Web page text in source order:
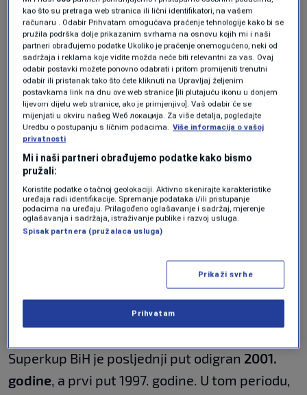
u finalu
Nogometni savez BiHje odrediosudijsku ekipu
koja će voditi ovaj dugo iščekivani susret.
Glavni arbitar bićeNihad Ljajićiz Sarajeva, dok
će mu asistirati njegove sugrađane –Enes
ĐozićiEmir Zahiragić.
U VAR sobi će pravdu nadgledatiAdmir Musić
iz Hrasnice iJosip Čolićiz Kupresa, što
garantuje dodatnu preciznost i
Podsjetnik na historiju
Superkupa BiH
Superkup BiH je posljednji put odigran 2001.
godine, a prvi put 1997. godine. U tom periodu,
kao što su pretraga web stranica ili lični identifikatori, na vašem
računaru . Odabir Prihvatam omogućava praćenje tehnologije kako bi se
pružila podrška dolje prikazanim svrhama na osnovu kojih mi i naši
partneri obrađujemo podatke Ukoliko je praćenje onemogućeno, neki od
sadržaja i reklama koje vidite možda neće biti relevantni za vas. Ovaj
odabir postavki možete ponovno odabrati i pritom promijeniti trenutni
odabir ili pristanak tako što ćete kliknuti na Upravljaj željenim
postavkama link na dnu ove web stranice [ili plutajuću ikonu u donjem
lijevom dijelu web stranice, ako je primjenjivo]. Vaš odabir će se
mijenjati u okviru našeg Wеб локација. Za više detalja, pogledajte
Uredbu o postupanju s ličnim podacima. Više informacija o vašoj
privatnosti
Mi i naši partneri obrađujemo podatke kako bismo
pružali:
Koristite podatke o tačnoj geolokaciji. Aktivno skenirajte karakteristike
uređaja radi identifikacije. Spremanje podataka i/ili pristupanje
podacima na uređaju. Prilagođeno oglašavanje i sadržaj, mjerenje
oglašavanja i sadržaja, istraživanje publike i razvoj usluga.
Spisak partnera (pružalaca usluga)
Prikaži svrhe
Prihvatam